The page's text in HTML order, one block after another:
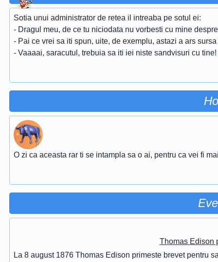
Sotia unui administrator de retea il intreaba pe sotul ei:
- Dragul meu, de ce tu niciodata nu vorbesti cu mine
- Pai ce vrei sa iti spun, uite, de exemplu, astazi a ars
- Vaaaai, saracutul, trebuia sa iti iei niste sandvisuri cu tine!
O zi ca aceasta rar ti se intampla sa o ai, pentru ca vei fi
Thomas Edison
La 8 august 1876 Thomas Edison primeste brevet pentru